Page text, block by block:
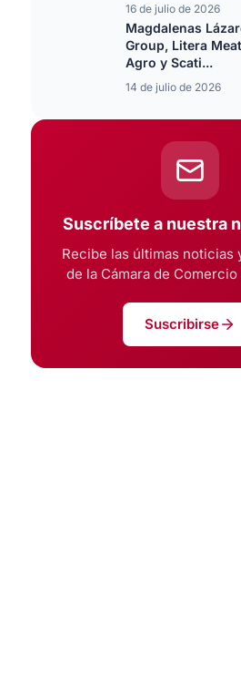
16 de julio de 2026
Magdalenas
Group, Litera
Agro y Scati...
14 de julio de 2026
Suscríbete a nuestra
Recibe las últimas noticias
de la Cámara de
Suscribirse